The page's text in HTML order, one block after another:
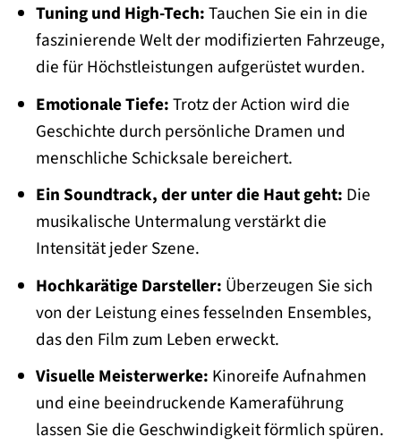
Tuning und High-Tech:Tauchen Sie ein in die
faszinierende Welt der modifizierten Fahrzeuge,
die für Höchstleistungen aufgerüstet wurden.
Emotionale Tiefe:Trotz der Action wird die
Geschichte durch persönliche Dramen und
menschliche Schicksale bereichert.
Ein Soundtrack, der unter die Haut geht: Die
musikalische Untermalung verstärkt die
Intensität jeder Szene.
Hochkarätige Darsteller: Überzeugen Sie sich
von der Leistung eines fesselnden Ensembles,
das den Film zum Leben erweckt.
Visuelle Meisterwerke: Kinoreife Aufnahmen
und eine beeindruckende Kameraführung
lassen Sie die Geschwindigkeit förmlich spüren.